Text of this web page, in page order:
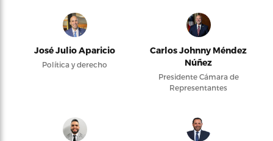
José Julio Aparicio
Política y derecho
Carlos Johnny Méndez
Núñez
Presidente Cámara de
Representantes